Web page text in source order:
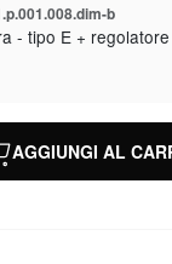
b
- tipo E +
- tipo F
AGGIUNGI AL